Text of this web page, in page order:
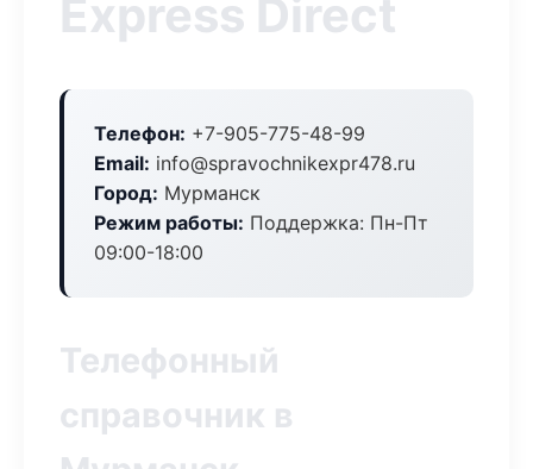
Express Direct
Телефон: +7-905-775-48-99
Email: info@spravochnikexpr478.ru
Город: Мурманск
Режим работы: Поддержка: Пн-Пт
09:00-18:00
Телефонный
справочник в